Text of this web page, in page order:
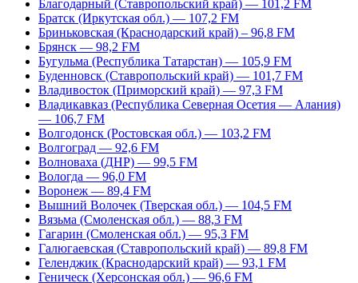
Благодарный (Ставропольский край) — 101,2 FM
Братск (Иркутская обл.) — 107,2 FM
Бриньковская (Краснодарский край) – 96,8 FM
Брянск — 98,2 FM
Бугульма (Республика Татарстан) — 105,9 FM
Буденновск (Ставропольский край) — 101,7 FM
Владивосток (Приморский край) — 97,3 FM
Владикавказ (Республика Северная Осетия — Алания)
— 106,7 FM
Волгодонск (Ростовская обл.) — 103,2 FM
Волгоград — 92,6 FM
Волноваха (ДНР) — 99,5 FM
Вологда — 96,0 FM
Воронеж — 89,4 FM
Вышний Волочек (Тверская обл.) — 104,5 FM
Вязьма (Смоленская обл.) — 88,3 FM
Гагарин (Смоленская обл.) — 95,3 FM
Галюгаевская (Ставропольский край) — 89,8 FM
Геленджик (Краснодарский край) — 93,1 FM
Геническ (Херсонская обл.) — 96,6 FM